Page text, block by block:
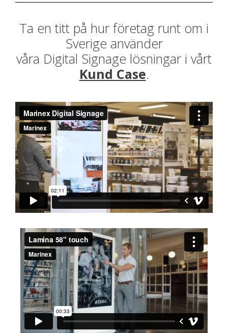
Ta en titt på hur företag runt om i
Sverige använder
våra Digital Signage lösningar i vårt
Kund Case.